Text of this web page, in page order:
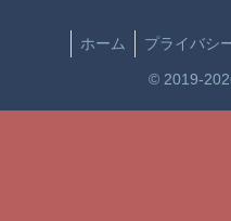
ホーム プライバシ
© 2019-